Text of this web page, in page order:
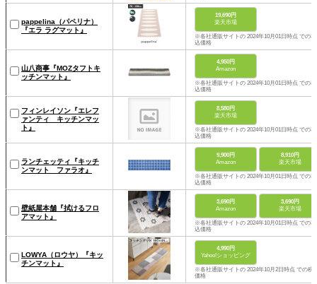
pappelina（パペリナ）
『エラ ラグマット』
19,690円
楽天市場
※各社通販サイトの 2024年10月01日時点 での税
込価格
山八商事『MOZタフトキ
ッチンマット』
4,950円
Amazon
※各社通販サイトの 2024年10月01日時点 での税
込価格
フィンレイソン『エレフ
ァンティ キッチンマッ
ト』
8,580円
楽天市場
※各社通販サイトの 2024年10月01日時点 での税
込価格
ランチェッティ『キッチ
ンマット ファラオ』
9,900円
Amazon
8,910円
楽天市場
※各社通販サイトの 2024年10月01日時点 での税
込価格
壁紙屋本舗『拭けるフロ
アマット』
3,690円
Amazon
3,690円
楽天市場
※各社通販サイトの 2024年10月01日時点 での税
込価格
LOWYA（ロウヤ）『キッ
チンマット』
4,990円
Yahoo!ショッピング
※各社通販サイトの 2024年10月2日時点 での税
価格